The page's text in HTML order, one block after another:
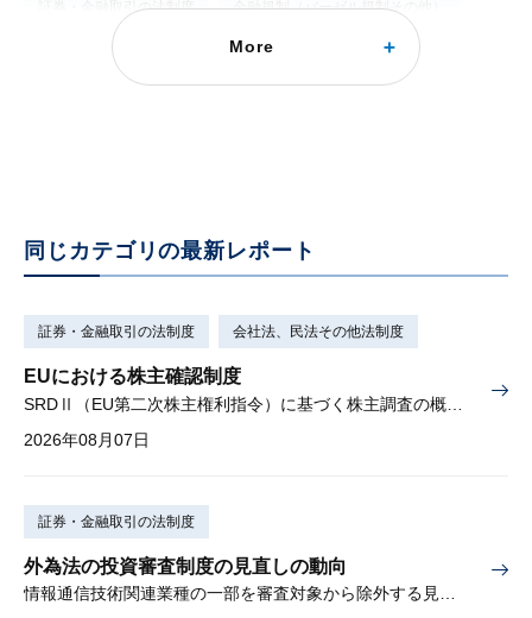
証券・金融取引の法制度 金融規制（バーゼル規制その他）
FinTech対応 銀行の議決権保有規制等の緩和
銀行法の５％ルールなどの見直し
More
同じカテゴリの最新レポート
証券・金融取引の法制度 会社法、民法その他法制度
EUにおける株主確認制度
2026年08月07日
証券・金融取引の法制度
外為法の投資審査制度の見直しの動向
情報通信技術関連業種の一部を審査対象から除外する見込み